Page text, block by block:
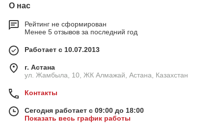
О нас
Рейтинг не сформирован
Менее 5 отзывов за последний год
Работает с 10.07.2013
г. Астана
ул. Жамбыла, 10, ЖК Алмажай, Астана, Казахстан
Контакты
Сегодня работает с 09:00 до 18:00
Показать весь график работы